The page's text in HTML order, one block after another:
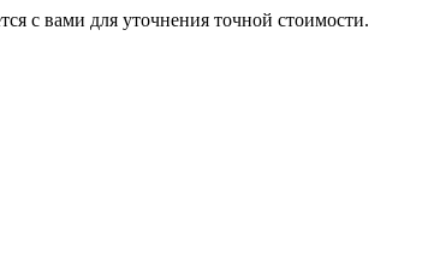
с вами для уточнения точной стоимости.